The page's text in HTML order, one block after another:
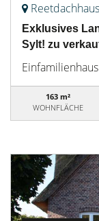
Exklusives
Sylt! zu
Einfamilienhaus
163 m²
WOHNFLÄCHE